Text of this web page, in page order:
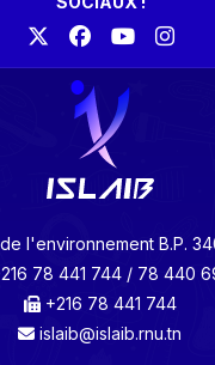
l'environnement B.P.
78 441 744 / 78 440
+216 78 441 744
islaib@islaib.rnu.tn